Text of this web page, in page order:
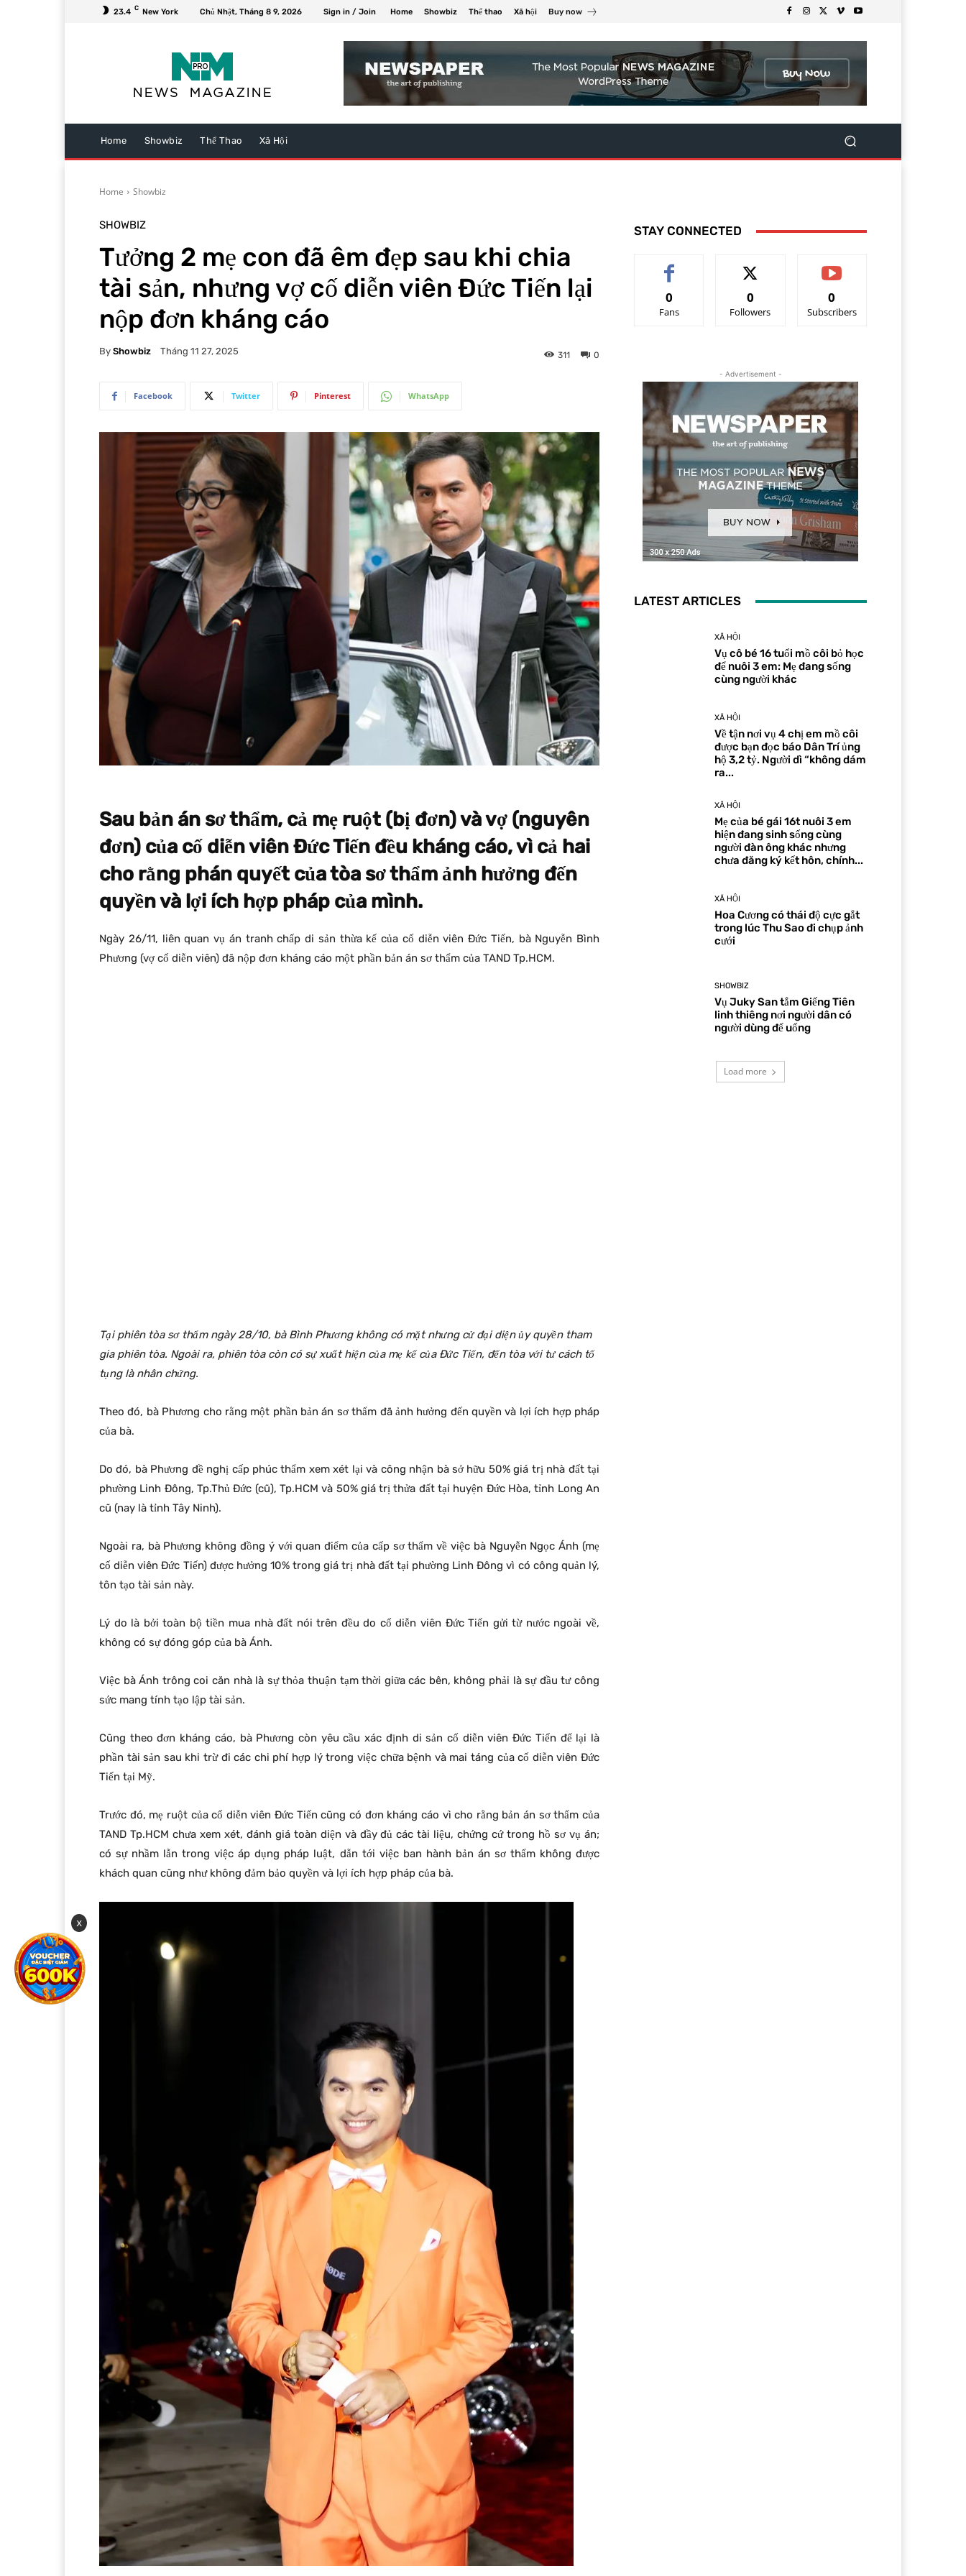
23.4 C New York Chủ Nhật, Tháng 8 9, 2026 Sign in / Join Home Showbiz Thể thao Xã hội Buy now
Home Showbiz Thể Thao Xã Hội
Home Showbiz
SHOWBIZ
Tưởng 2 mẹ con đã êm đẹp sau khi chia
tài sản, nhưng vợ cố diễn viên Đức Tiến lại
nộp đơn kháng cáo
By Showbiz Tháng 11 27, 2025 0
311
Facebook Twitter Pinterest WhatsApp
Sau bản án sơ thẩm, cả mẹ ruột (bị đơn) và vợ (nguyên
đơn) của cố diễn viên Đức Tiến đều kháng cáo, vì cả hai
cho rằng phán quyết của tòa sơ thẩm ảnh hưởng đến
quyền và lợi ích hợp pháp của mình.
Ngày 26/11, liên quan vụ án tranh chấp di sản thừa kế của cố diễn viên Đức Tiến, bà Nguyễn Bình
Phương (vợ cố diễn viên) đã nộp đơn kháng cáo một phần bản án sơ thẩm của TAND Tp.HCM.
Tại phiên tòa sơ thẩm ngày 28/10, bà Bình Phương không có mặt nhưng cử đại diện ủy quyền tham
gia phiên tòa. Ngoài ra, phiên tòa còn có sự xuất hiện của mẹ kế của Đức Tiến, đến tòa với tư cách tố
tụng là nhân chứng.
Theo đó, bà Phương cho rằng một phần bản án sơ thẩm đã ảnh hưởng đến quyền và lợi ích hợp pháp
của bà.
Do đó, bà Phương đề nghị cấp phúc thẩm xem xét lại và công nhận bà sở hữu 50% giá trị nhà đất tại
phường Linh Đông, Tp.Thủ Đức (cũ), Tp.HCM và 50% giá trị thửa đất tại huyện Đức Hòa, tỉnh Long An
cũ (nay là tỉnh Tây Ninh).
Ngoài ra, bà Phương không đồng ý với quan điểm của cấp sơ thẩm về việc bà Nguyễn Ngọc Ánh (mẹ
cố diễn viên Đức Tiến) được hưởng 10% trong giá trị nhà đất tại phường Linh Đông vì có công quản lý,
tôn tạo tài sản này.
Lý do là bởi toàn bộ tiền mua nhà đất nói trên đều do cố diễn viên Đức Tiến gửi từ nước ngoài về,
không có sự đóng góp của bà Ánh.
Việc bà Ánh trông coi căn nhà là sự thỏa thuận tạm thời giữa các bên, không phải là sự đầu tư công
sức mang tính tạo lập tài sản.
Cũng theo đơn kháng cáo, bà Phương còn yêu cầu xác định di sản cố diễn viên Đức Tiến để lại là
phần tài sản sau khi trừ đi các chi phí hợp lý trong việc chữa bệnh và mai táng của cố diễn viên Đức
Tiến tại Mỹ.
Trước đó, mẹ ruột của cố diễn viên Đức Tiến cũng có đơn kháng cáo vì cho rằng bản án sơ thẩm của
TAND Tp.HCM chưa xem xét, đánh giá toàn diện và đầy đủ các tài liệu, chứng cứ trong hồ sơ vụ án;
có sự nhầm lẫn trong việc áp dụng pháp luật, dẫn tới việc ban hành bản án sơ thẩm không được
khách quan cũng như không đảm bảo quyền và lợi ích hợp pháp của bà.
STAY CONNECTED
0
Fans
0
Followers
0
Subscribers
- Advertisement -
LATEST ARTICLES
XÃ HỘI
Vụ cô bé 16 tuổi mồ côi bỏ học
để nuôi 3 em: Mẹ đang sống
cùng người khác
XÃ HỘI
Về tận nơi vụ 4 chị em mồ côi
được bạn đọc báo Dân Trí ủng
hộ 3,2 tỷ. Người dì “không dám
ra...
XÃ HỘI
Mẹ của bé gái 16t nuôi 3 em
hiện đang sinh sống cùng
người đàn ông khác nhưng
chưa đăng ký kết hôn, chính...
XÃ HỘI
Hoa Cương có thái độ cực gắt
trong lúc Thu Sao đi chụp ảnh
cưới
SHOWBIZ
Vụ Juky San tắm Giếng Tiên
linh thiêng nơi người dân có
người dùng để uống
Load more
x